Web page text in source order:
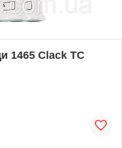
1465 Clack TC